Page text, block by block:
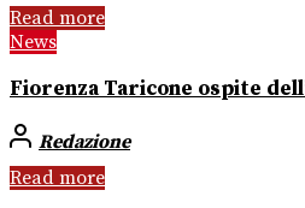
Read more
News
Fiorenza Taricone ospite
Redazione
Read more